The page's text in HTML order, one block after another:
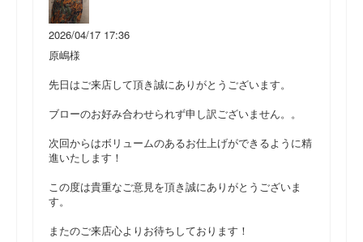
2026/04/17 17:36
原嶋様
先日はご来店して頂き誠にありがとうございます。
ブローのお好み合わせられず申し訳ございません。。
次回からはボリュームのあるお仕上げができるように精
進いたします！
この度は貴重なご意見を頂き誠にありがとうございま
す。
またのご来店心よりお待ちしております！